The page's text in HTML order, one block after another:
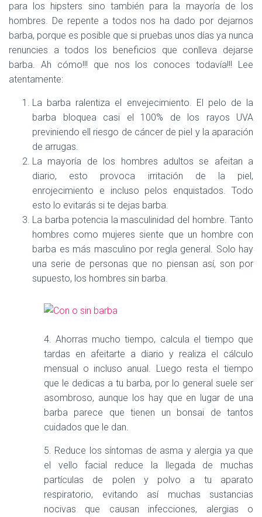
para los hipsters sino también para la mayoría de los
hombres. De repente a todos nos ha dado por dejarnos
barba, porque es posible que si pruebas unos días ya nunca
renuncies a todos los beneficios que conlleva dejarse
barba. Ah cómo!!! que nos los conoces todavía!!! Lee
atentamente:
La barba ralentiza el envejecimiento. El pelo de la
barba bloquea casi el 100% de los rayos UVA
previniendo ell riesgo de cáncer de piel y la aparación
de arrugas.
La mayoría de los hombres adultos se afeitan a
diario, esto provoca irritación de la piel,
enrojecimiento e incluso pelos enquistados. Todo
esto lo evitarás si te dejas barba.
La barba potencia la masculinidad del hombre. Tanto
hombres como mujeres siente que un hombre con
barba es más masculino por regla general. Solo hay
una serie de personas que no piensan así, son por
supuesto, los hombres sin barba.
4. Ahorras mucho tiempo, calcula el tiempo que
tardas en afeitarte a diario y realiza el cálculo
mensual o incluso anual. Luego resta el tiempo
que le dedicas a tu barba, por lo general suele ser
asombroso, aunque los hay que en lugar de una
barba parece que tienen un bonsai de tantos
cuidados que le dan.
5. Reduce los síntomas de asma y alergia ya que
el vello facial reduce la llegada de muchas
partículas de polen y polvo a tu aparato
respiratorio, evitando así muchas sustancias
nocivas que causan infecciones, alergias o